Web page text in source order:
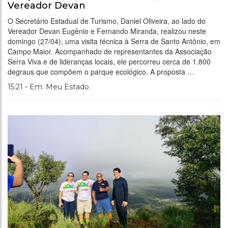
Vereador Devan
O Secretário Estadual de Turismo, Daniel Oliveira, ao lado do
Vereador Devan Eugênio e Fernando Miranda, realizou neste
domingo (27/04), uma visita técnica à Serra de Santo Antônio, em
Campo Maior. Acompanhado de representantes da Associação
Serra Viva e de lideranças locais, ele percorreu cerca de 1.800
degraus que compõem o parque ecológico. A proposta …
15:21 - Em: Meu Estado